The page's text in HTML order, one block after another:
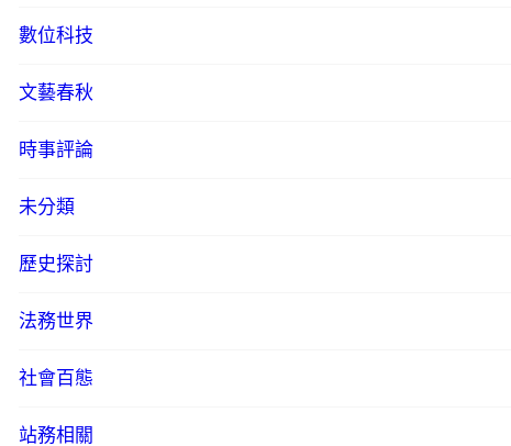
數位科技
文藝春秋
時事評論
未分類
歷史探討
法務世界
社會百態
站務相關